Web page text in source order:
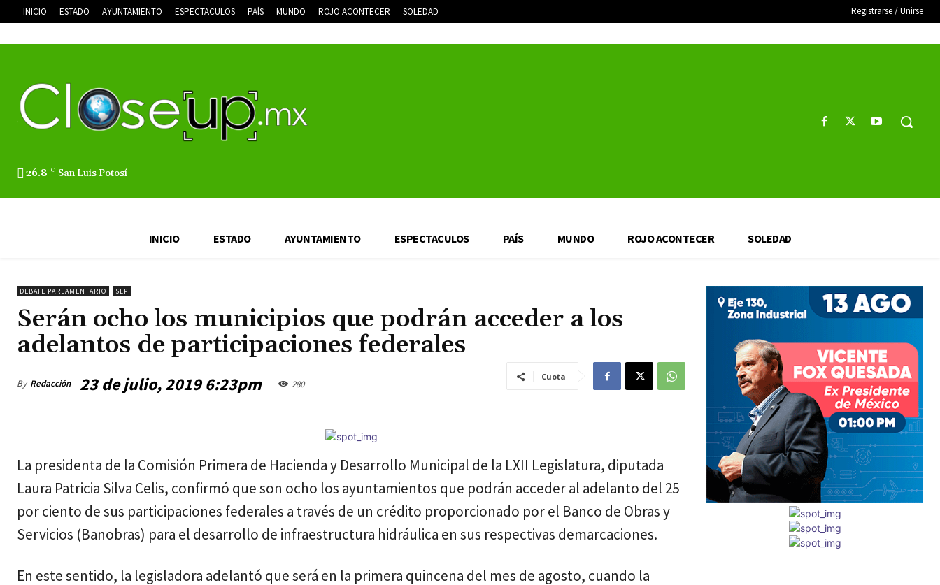
INICIO ESTADO AYUNTAMIENTO ESPECTACULOS PAÍS MUNDO ROJO ACONTECER SOLEDAD Registrarse / Unirse
26.8 C San Luis Potosí
INICIO ESTADO AYUNTAMIENTO ESPECTACULOS PAÍS MUNDO ROJO ACONTECER SOLEDAD
DEBATE PARLAMENTARIO SLP
Serán ocho los municipios que podrán acceder a los
adelantos de participaciones federales
By Redacción 23 de julio, 2019 6:23pm 280
Cuota
La presidenta de la Comisión Primera de Hacienda y Desarrollo Municipal de la LXII Legislatura, diputada
Laura Patricia Silva Celis, confirmó que son ocho los ayuntamientos que podrán acceder al adelanto del 25
por ciento de sus participaciones federales a través de un crédito proporcionado por el Banco de Obras y
Servicios (Banobras) para el desarrollo de infraestructura hidráulica en sus respectivas demarcaciones.
En este sentido, la legisladora adelantó que será en la primera quincena del mes de agosto, cuando la